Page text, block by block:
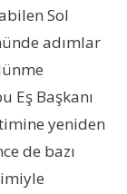
Sol
adımlar
Eş Başkanı
yeniden
de bazı